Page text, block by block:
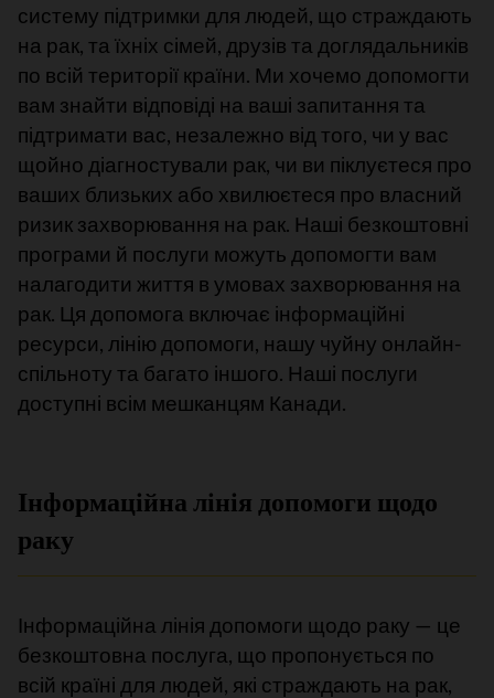
систему підтримки для людей, що страждають
на рак, та їхніх сімей, друзів та доглядальників
по всій території країни. Ми хочемо допомогти
вам знайти відповіді на ваші запитання та
підтримати вас, незалежно від того, чи у вас
щойно діагностували рак, чи ви піклуєтеся про
ваших близьких або хвилюєтеся про власний
ризик захворювання на рак. Наші безкоштовні
програми й послуги можуть допомогти вам
налагодити життя в умовах захворювання на
рак. Ця допомога включає інформаційні
ресурси, лінію допомоги, нашу чуйну онлайн-
спільноту та багато іншого. Наші послуги
доступні всім мешканцям Канади.
Інформаційна лінія допомоги щодо
раку
Інформаційна лінія допомоги щодо раку — це
безкоштовна послуга, що пропонується по
всій країні для людей, які страждають на рак,